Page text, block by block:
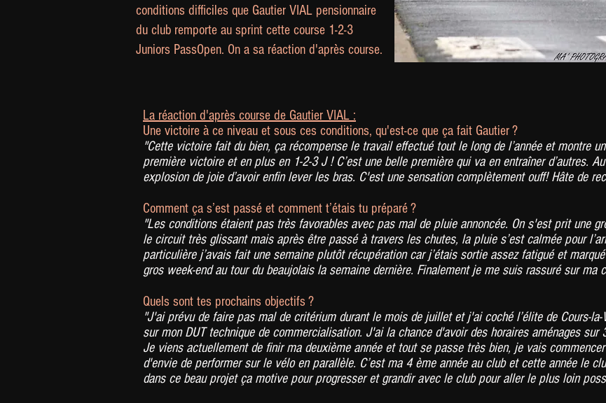
conditions difficiles que Gautier VIAL pensionnaire
du club remporte au sprint cette course 1-2-3
Juniors PassOpen. On a sa réaction d'après course.
La réaction d'après course de Gautier VIAL :
Une victoire à ce niveau et sous ces conditions, qu'est-ce que ça fait Gautier ?
"Cette victoire fait du bien, ça récompense le travail effectué tout le long de l’année et montre
première victoire et en plus en 1-2-3 J ! C’est une belle première qui va en entraîner d’autres.
explosion de joie d’avoir enfin lever les bras. C'est une sensation complètement ouff! Hâte de
Comment ça s’est passé et comment t’étais tu préparé ?
"Les conditions étaient pas très favorables avec pas mal de pluie annoncée. On s'est prit une
le circuit très glissant mais après être passé à travers les chutes, la pluie s’est calmée pour
particulière j’avais fait une semaine plutôt récupération car j’étais sortie assez fatigué et
gros week-end au tour du beaujolais la semaine dernière. Finalement je me suis rassuré sur ma
Quels sont tes prochains objectifs ?
"J'ai prévu de faire pas mal de critérium durant le mois de juillet et j'ai coché l’élite de Cours-
sur mon DUT technique de commercialisation. J'ai la chance d'avoir des horaires aménages sur
Je viens actuellement de finir ma deuxième année et tout se passe très bien, je vais
d'envie de performer sur le vélo en parallèle. C’est ma 4 ème année au club et cette année le
dans ce beau projet ça motive pour progresser et grandir avec le club pour aller le plus loin